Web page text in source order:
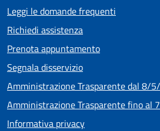
Leggi le domande frequenti
Richiedi assistenza
Prenota appuntamento
Segnala disservizio
Amministrazione Trasparente dal 8/
Amministrazione Trasparente fino al
Informativa privacy